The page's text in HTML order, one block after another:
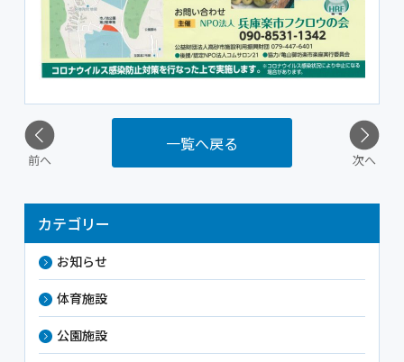
前へ
一覧へ戻る
次へ
カテゴリー
お知らせ
体育施設
公園施設